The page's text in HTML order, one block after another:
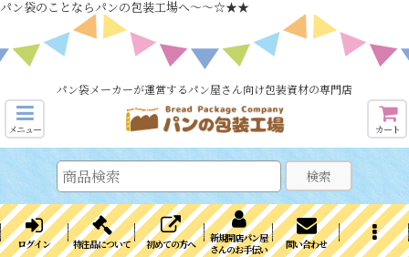
パン袋のことならパンの包装工場へ～～☆★★
パン袋メーカーが運営するパン屋さん向け包装資材の専門店
メニュー カート
検索
ログイン 特注品について 初めての方へ
新規開店パン屋
さんのお手伝い
問い合わせ